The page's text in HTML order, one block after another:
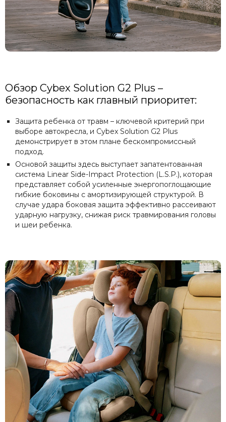
Обзор Cybex Solution G2 Plus –
безопасность как главный приоритет:
Защита ребенка от травм – ключевой критерий при
выборе автокресла, и Cybex Solution G2 Plus
демонстрирует в этом плане бескомпромиссный
подход.
Основой защиты здесь выступает запатентованная
система Linear Side-Impact Protection (L.S.P.), которая
представляет собой усиленные энергопоглощающие
гибкие боковины с амортизирующей структурой. В
случае удара боковая защита эффективно рассеивают
ударную нагрузку, снижая риск травмирования головы
и шеи ребенка.